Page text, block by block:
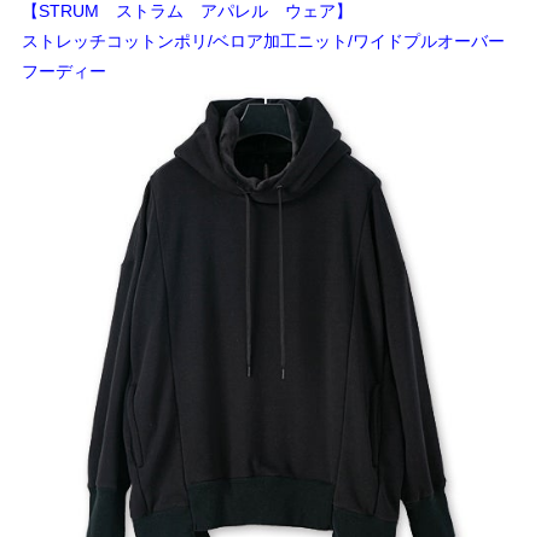
【STRUM ストラム アパレル ウェア】
ストレッチコットンポリ/ベロア加工ニット/ワイドプルオーバー
フーディー